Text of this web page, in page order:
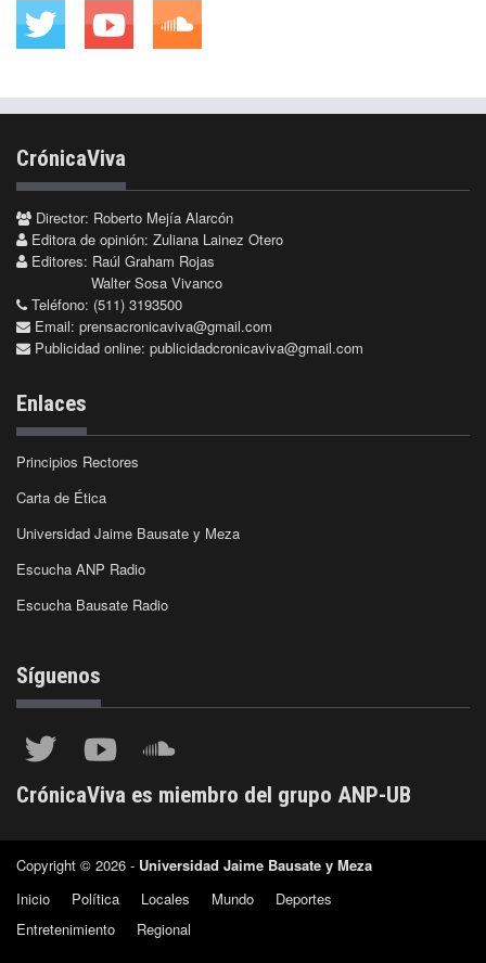
CrónicaViva
Director: Roberto Mejía Alarcón
Editora de opinión: Zuliana Lainez Otero
Editores: Raúl Graham Rojas
Walter Sosa Vivanco
Teléfono: (511) 3193500
Email: prensacronicaviva@gmail.com
Publicidad online: publicidadcronicaviva@gmail.com
Enlaces
Principios Rectores
Carta de Ética
Universidad Jaime Bausate y Meza
Escucha ANP Radio
Escucha Bausate Radio
Síguenos
CrónicaViva es miembro del grupo ANP-UB
Copyright © 2026 - Universidad Jaime Bausate y Meza
Inicio
Política Locales Mundo
Deportes
Entretenimiento
Regional